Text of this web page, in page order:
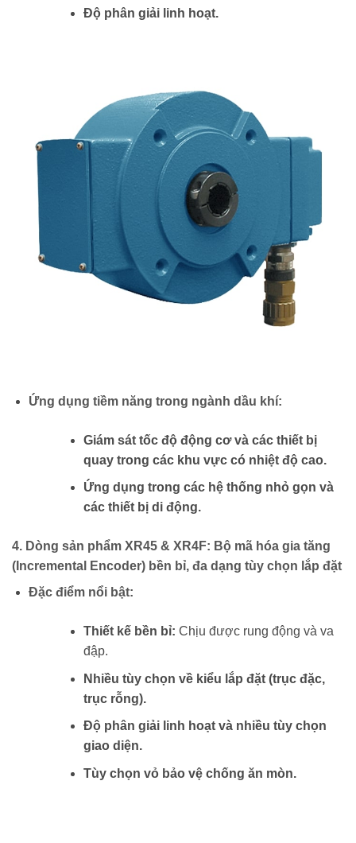
Độ phân giải linh hoạt.
Ứng dụng tiềm năng trong ngành dầu khí:
Giám sát tốc độ động cơ và các thiết bị
quay trong các khu vực có nhiệt độ cao.
Ứng dụng trong các hệ thống nhỏ gọn và
các thiết bị di động.
4. Dòng sản phẩm XR45 & XR4F: Bộ mã hóa gia tăng
(Incremental Encoder) bền bỉ, đa dạng tùy chọn lắp đặt
Đặc điểm nổi bật:
Thiết kế bền bỉ: Chịu được rung động và va
đập.
Nhiều tùy chọn về kiểu lắp đặt (trục đặc,
trục rỗng).
Độ phân giải linh hoạt và nhiều tùy chọn
giao diện.
Tùy chọn vỏ bảo vệ chống ăn mòn.